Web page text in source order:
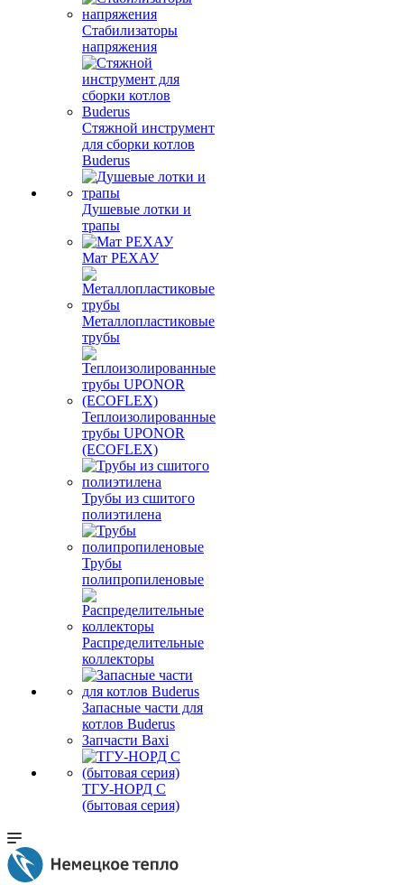
Стабилизаторы
напряжения
Стяжной инструмент
для сборки котлов
Buderus
Душевые лотки и
трапы
Мат РЕХАУ
Металлопластиковые
трубы
Теплоизолированные
трубы UPONOR
(ECOFLEX)
Трубы из сшитого
полиэтилена
Трубы
полипропиленовые
Распределительные
коллекторы
Запасные части для
котлов Buderus
Запчасти Baxi
ТГУ-НОРД С
(бытовая серия)